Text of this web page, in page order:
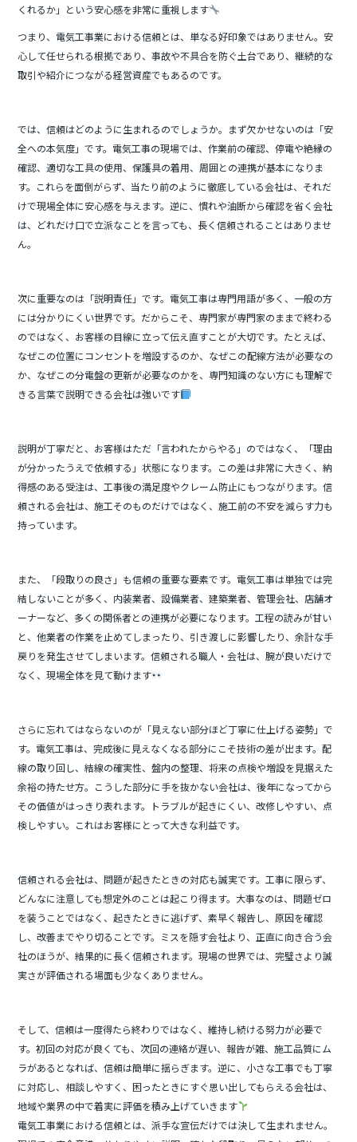
くれるか」という安心感を非常に重視します
つまり、電気工事業における信頼とは、単なる好印象ではありません。安
心して任せられる根拠であり、事故や不具合を防ぐ土台であり、継続的な
取引や紹介につながる経営資産でもあるのです。
では、信頼はどのように生まれるのでしょうか。まず欠かせないのは「安
全への本気度」です。電気工事の現場では、作業前の確認、停電や絶縁の
確認、適切な工具の使用、保護具の着用、周囲との連携が基本になりま
す。これらを面倒がらず、当たり前のように徹底している会社は、それだ
けで現場全体に安心感を与えます。逆に、慣れや油断から確認を省く会社
は、どれだけ口で立派なことを言っても、長く信頼されることはありませ
ん。
次に重要なのは「説明責任」です。電気工事は専門用語が多く、一般の方
には分かりにくい世界です。だからこそ、専門家が専門家のままで終わる
のではなく、お客様の目線に立って伝え直すことが大切です。たとえば、
なぜこの位置にコンセントを増設するのか、なぜこの配線方法が必要なの
か、なぜこの分電盤の更新が必要なのかを、専門知識のない方にも理解で
きる言葉で説明できる会社は強いです
説明が丁寧だと、お客様はただ「言われたからやる」のではなく、「理由
が分かったうえで依頼する」状態になります。この差は非常に大きく、納
得感のある受注は、工事後の満足度やクレーム防止にもつながります。信
頼される会社は、施工そのものだけではなく、施工前の不安を減らす力も
持っています。
また、「段取りの良さ」も信頼の重要な要素です。電気工事は単独では完
結しないことが多く、内装業者、設備業者、建築業者、管理会社、店舗オ
ーナーなど、多くの関係者との連携が必要になります。工程の読みが甘い
と、他業者の作業を止めてしまったり、引き渡しに影響したり、余計な手
戻りを発生させてしまいます。信頼される職人・会社は、腕が良いだけで
なく、現場全体を見て動けます
さらに忘れてはならないのが「見えない部分ほど丁寧に仕上げる姿勢」で
す。電気工事は、完成後に見えなくなる部分にこそ技術の差が出ます。配
線の取り回し、結線の確実性、盤内の整理、将来の点検や増設を見据えた
余裕の持たせ方。こうした部分に手を抜かない会社は、後年になってから
その価値がはっきり表れます。トラブルが起きにくい、改修しやすい、点
検しやすい。これはお客様にとって大きな利益です。
信頼される会社は、問題が起きたときの対応も誠実です。工事に限らず、
どんなに注意しても想定外のことは起こり得ます。大事なのは、問題ゼロ
を装うことではなく、起きたときに逃げず、素早く報告し、原因を確認
し、改善までやり切ることです。ミスを隠す会社より、正直に向き合う会
社のほうが、結果的に長く信頼されます。現場の世界では、完璧さより誠
実さが評価される場面も少なくありません。
そして、信頼は一度得たら終わりではなく、維持し続ける努力が必要で
す。初回の対応が良くても、次回の連絡が遅い、報告が雑、施工品質にム
ラがあるとなれば、信頼は簡単に揺らぎます。逆に、小さな工事でも丁寧
に対応し、相談しやすく、困ったときにすぐ思い出してもらえる会社は、
地域や業界の中で着実に評価を積み上げていきます
電気工事業における信頼とは、派手な宣伝だけでは決して生まれません。